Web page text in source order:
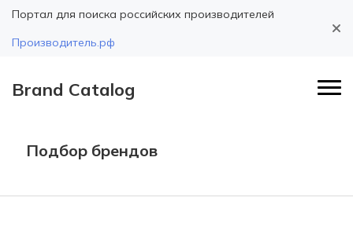
Портал для поиска российских производителей
Производитель.рф
Brand Catalog
Подбор брендов